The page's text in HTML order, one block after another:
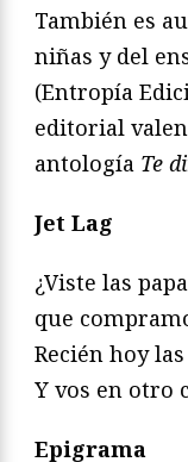
También es
niñas y del
(Entropía
editorial
antología Te
Jet Lag
¿Viste las
que
Recién hoy
Y vos en otro
Epigrama